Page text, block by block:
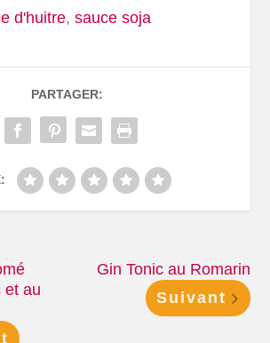
d'huitre,sauce soja
PARTAGER:
et au
Gin Tonic au Romarin
Suivant